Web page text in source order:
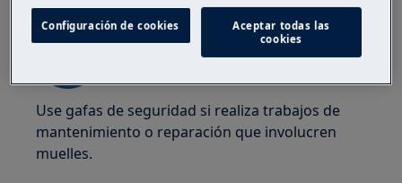
Use gafas de seguridad si realiza trabajos de
mantenimiento o reparación que involucren
muelles.
Configuración de cookies
Aceptar todas las
cookies